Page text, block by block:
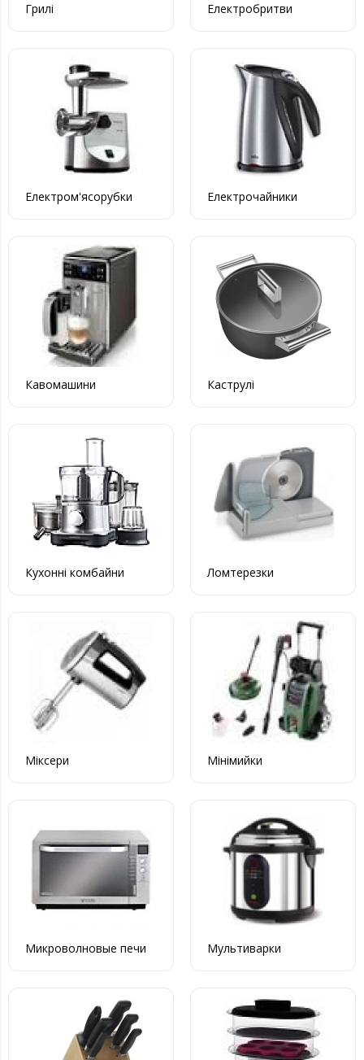
Грилі Електробритви
Електром'ясорубки Електрочайники
Кавомашини Каструлі
Кухонні комбайни Ломтерезки
Міксери Мінімийки
Микроволновые печи Мультиварки